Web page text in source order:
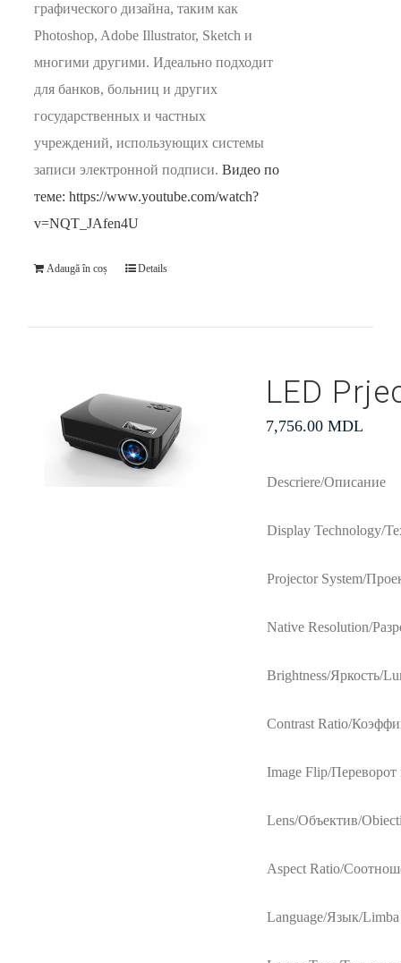
графического дизайна, таким как
Photoshop, Adobe Illustrator, Sketch и
многими другими. Идеально подходит
для банков, больниц и других
государственных и частных
учреждений, использующих системы
записи электронной подписи. Видео по
теме: https://www.youtube.com/watch?
v=NQT_JAfen4U
Adaugă în coș Details
LED
7,756.00 MDL
Descriere/Описание
Display Technology/
Projector System/
Native Resolution/
Brightness/Яркость/
Contrast Ratio/
Image Flip/
Lens/Объектив/
Aspect Ratio/
Language/Язык/Limba